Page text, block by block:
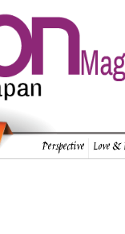
Perspective Love